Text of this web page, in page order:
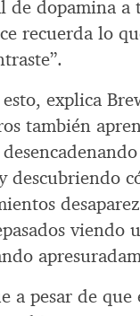
de dopamina a
recuerda lo
explica
también
descubriendo
viendo
a pesar de que